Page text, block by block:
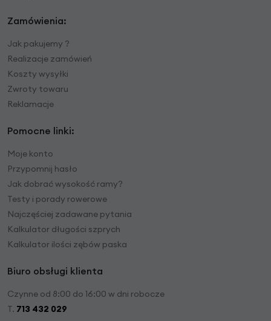
Zamówienia:
Jak pakujemy ?
Realizacje zamówień
Koszty wysyłki
Zwroty towaru
Reklamacje
Pomocne linki:
Moje konto
Przypomnij hasło
Jak dobrać wysokość ramy?
Testy i porady rowerowe
Najczęściej zadawane pytania
Kalkulator długości szprych
Kalkulator ilości zębów paska
Biuro obsługi klienta
Czynne od 8:00 do 16:00 w dni robocze
T. 713 432 029